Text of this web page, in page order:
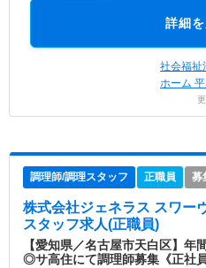
詳細
社会福
ホーム
調理師/調理スタッフ 正職員 募
株式会社ジェネラス スワー
スタッフ求人(正職員)
【愛知県／名古屋市天白区】年
◎サ高住にて調理師募集《正社員